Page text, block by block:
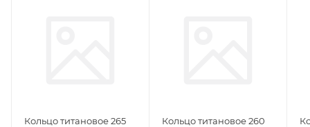
Кольцо титановое 265
Кольцо титановое 260